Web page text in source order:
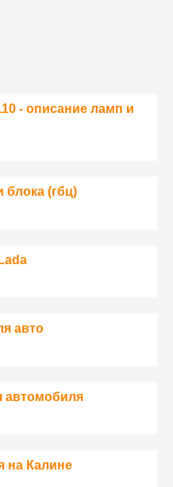
- описание ламп и
блока (гбц)
авто
автомобиля
на Калине